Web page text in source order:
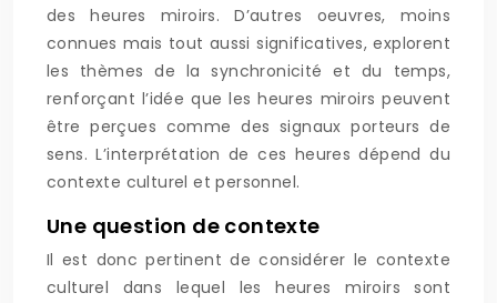
des heures miroirs. D’autres oeuvres, moins
connues mais tout aussi significatives, explorent
les thèmes de la synchronicité et du temps,
renforçant l’idée que les heures miroirs peuvent
être perçues comme des signaux porteurs de
sens. L’interprétation de ces heures dépend du
contexte culturel et personnel.
Une question de contexte
Il est donc pertinent de considérer le contexte
culturel dans lequel les heures miroirs sont